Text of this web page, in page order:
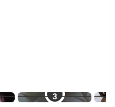
生オナ配信